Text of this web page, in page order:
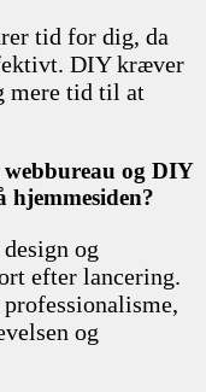
tid for dig, da
DIY kræver
mere tid til at
og DIY
hjemmesiden?
og
efter lancering.
og